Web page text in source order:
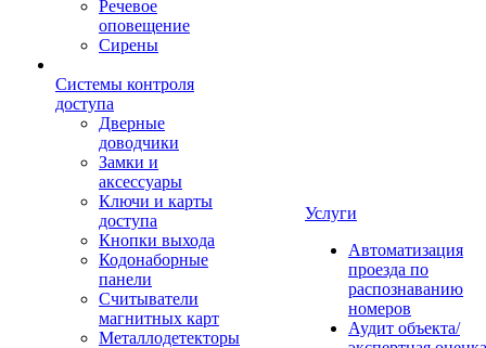
Речевое
оповещение
Сирены
Системы контроля
доступа
Дверные
доводчики
Замки и
аксессуары
Ключи и карты
доступа
Кнопки выхода
Кодонаборные
панели
Считыватели
магнитных карт
Металлодетекторы
Услуги
Автоматизация
проезда по
распознаванию
номеров
Аудит объекта/